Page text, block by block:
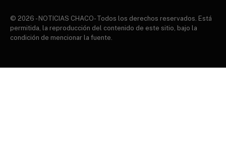
© 2026 - NOTICIAS CHACO- Todos los derechos reservados. Está
permitida, la reproducción del contenido de este sitio, bajo la
condición de mencionar la fuente.